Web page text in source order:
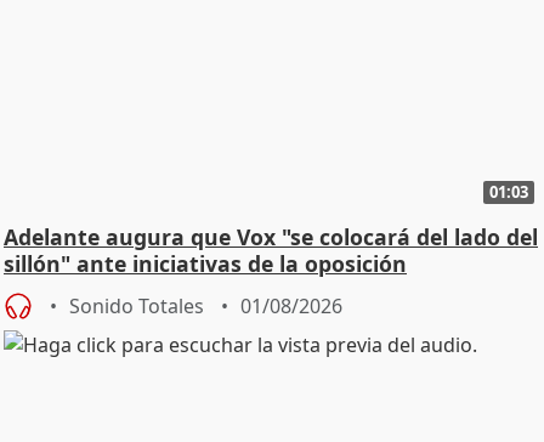
01:03
Adelante augura que Vox "se colocará del lado del
sillón" ante iniciativas de la oposición
Sonido Totales 01/08/2026